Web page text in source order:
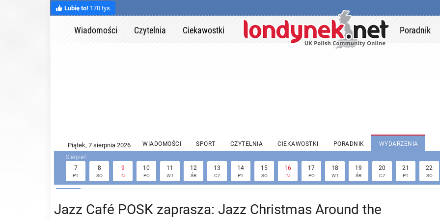
Lubię to! 170 tys.
Wiadomości Czytelnia Ciekawostki Poradnik
WIADOMOŚCI SPORT CZYTELNIA CIEKAWOSTKI PORADNIK WYDARZENIA
7
PT
8
SO
9
N
10
PO
11
WT
12
ŚR
13
CZ
14
PT
15
SO
16
N
17
PO
18
WT
19
ŚR
20
CZ
21
PT
22
SO
Jazz Café POSK zaprasza: Jazz Christmas Around the